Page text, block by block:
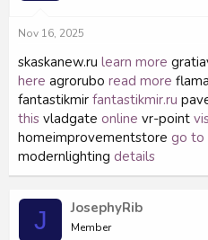
Nov 16, 2025
skaskanew.ru learn more
here agrorubo read more
fantastikmir fantastikmir.ru
this vladgate online vr-point
homeimprovementstore go to
modernlighting details
J JosephyRib
Member